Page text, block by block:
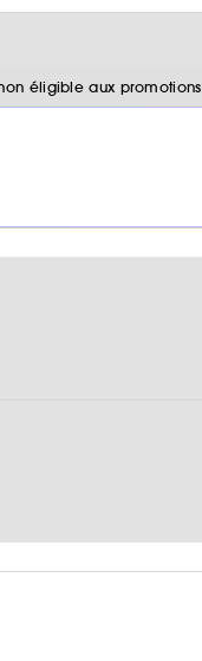
éligible aux promotions